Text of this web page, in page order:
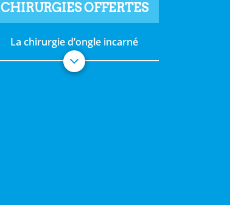
CHIRURGIES OFFERTES
La chirurgie d’ongle incarné